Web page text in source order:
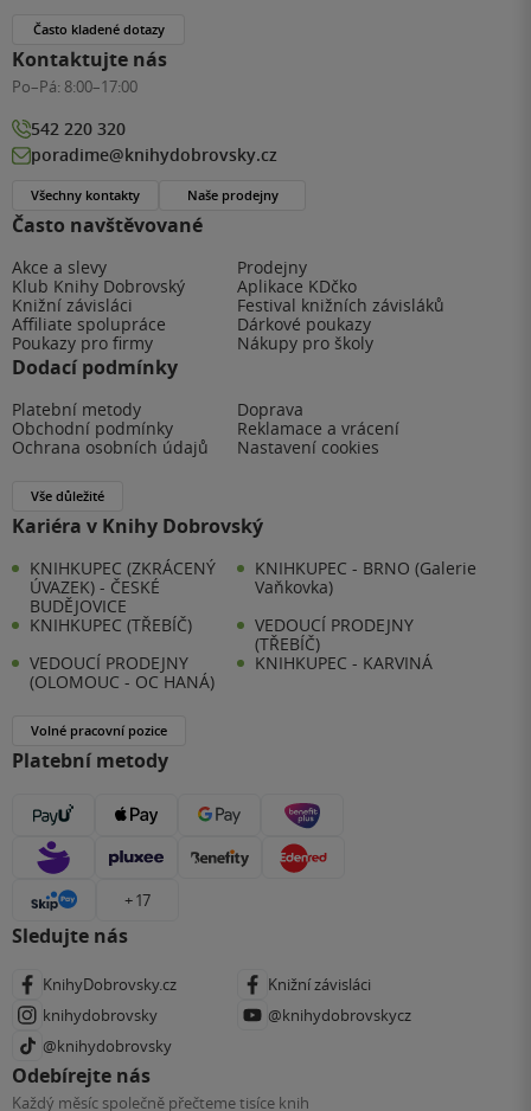
Často navštěvované
Akce a slevy
Prodejny
Klub Knihy Dobrovský
Aplikace KDčko
Knižní závisláci
Festival knižních závisláků
Affiliate spolupráce
Dárkové poukazy
Poukazy pro firmy
Nákupy pro školy
Dodací podmínky
Platební metody
Doprava
Obchodní podmínky
Reklamace a vrácení
Ochrana osobních údajů
Nastavení cookies
Vše důležité
Kariéra v Knihy Dobrovský
KNIHKUPEC (ZKRÁCENÝ
ÚVAZEK) - ČESKÉ
BUDĚJOVICE
KNIHKUPEC - BRNO (Galerie
Vaňkovka)
KNIHKUPEC (TŘEBÍČ)
VEDOUCÍ PRODEJNY
(TŘEBÍČ)
VEDOUCÍ PRODEJNY
(OLOMOUC - OC HANÁ)
KNIHKUPEC - KARVINÁ
Volné pracovní pozice
Platební metody
+ 17
Sledujte nás
KnihyDobrovsky.cz
Knižní závisláci
knihydobrovsky
@knihydobrovskycz
@knihydobrovsky
Odebírejte nás
Každý měsíc společně přečteme tisíce knih
Často kladené dotazy
Kontaktujte nás
Po–Pá: 8:00–17:00
542 220 320
poradime@knihydobrovsky.cz
Všechny kontakty Naše prodejny